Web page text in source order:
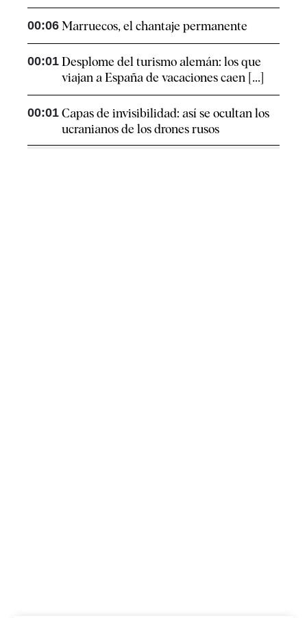
00:06 Marruecos, el chantaje permanente
00:01 Desplome del turismo alemán: los que
viajan a España de vacaciones caen [...]
00:01 Capas de invisibilidad: así se ocultan los
ucranianos de los drones rusos